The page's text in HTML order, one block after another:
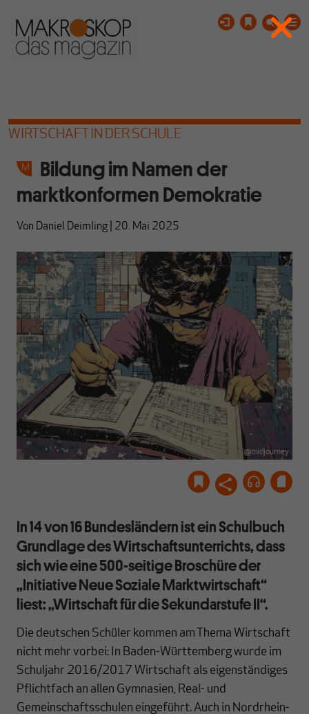
WIRTSCHAFT IN DER SCHULE
Bildung im Namen der
marktkonformen Demokratie
Von Daniel Deimling 20. Mai 2025
@midjourney
In 14 von 16 Bundesländern ist ein Schulbuch
Grundlage des Wirtschaftsunterrichts, dass
sich wie eine 500-seitige Broschüre der
„Initiative Neue Soziale Marktwirtschaft“
liest: „Wirtschaft für die Sekundarstufe II“.
Die deutschen Schüler kommen am Thema Wirtschaft
nicht mehr vorbei: In Baden-Württemberg wurde im
Schuljahr 2016/2017 Wirtschaft als eigenständiges
Pflichtfach an allen Gymnasien, Real- und
Gemeinschaftsschulen eingeführt. Auch in Nordrhein-